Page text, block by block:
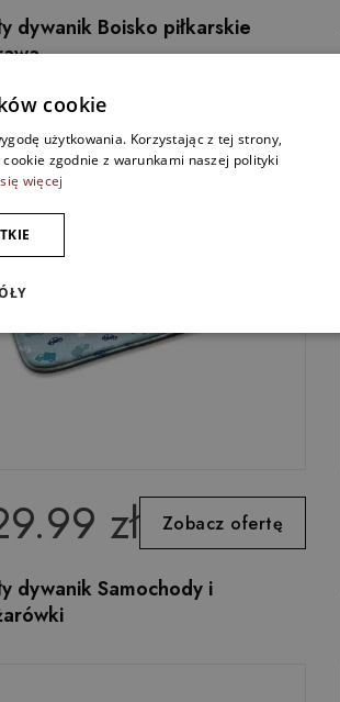
dywanik Boisko piłkarskie
zł Zobacz ofertę
dywanik Samochody i
cookie
użytkowania. Korzystając z tej strony,
zgodnie z warunkami naszej polityki
więcej